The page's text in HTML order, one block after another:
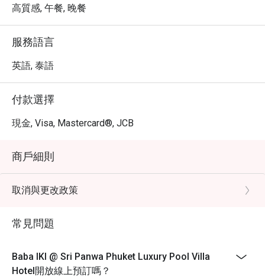
高質感, 午餐, 晚餐
服務語言
英語, 泰語
付款選擇
現金, Visa, Mastercard®, JCB
商戶細則
取消與更改政策
常見問題
Baba IKI @ Sri Panwa Phuket Luxury Pool Villa
Hotel開放線上預訂嗎？